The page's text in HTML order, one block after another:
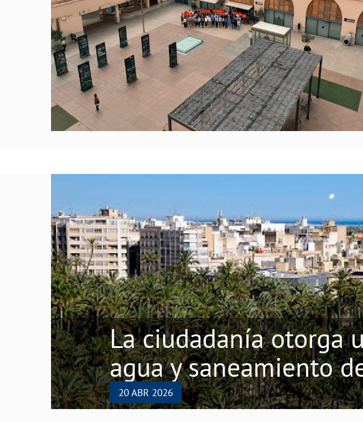
La ciudadanía otorga una nota de 8 al servicio de agua y
La ciudadanía otorga
agua y saneamiento
20 ABR 2026